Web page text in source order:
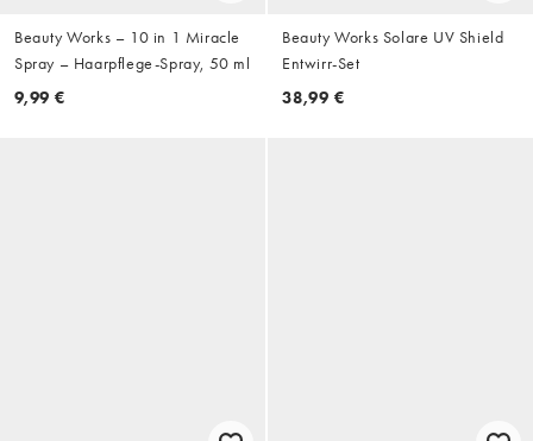
Beauty Works – 10 in 1 Miracle
Spray – Haarpflege-Spray, 50 ml
9,99 €
Beauty Works Solare UV Shield
Entwirr-Set
38,99 €